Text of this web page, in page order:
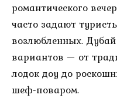
романтического
часто задают
возлюбленных.
вариантов — от
лодок доу до
шеф-поваром.